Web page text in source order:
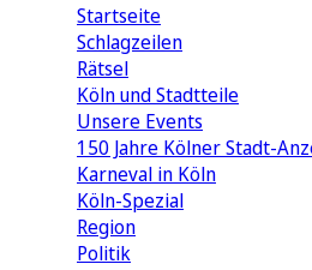
Startseite
Schlagzeilen
Rätsel
Köln und Stadtteile
Unsere Events
150 Jahre Kölner Stadt-
Karneval in Köln
Köln-Spezial
Region
Politik